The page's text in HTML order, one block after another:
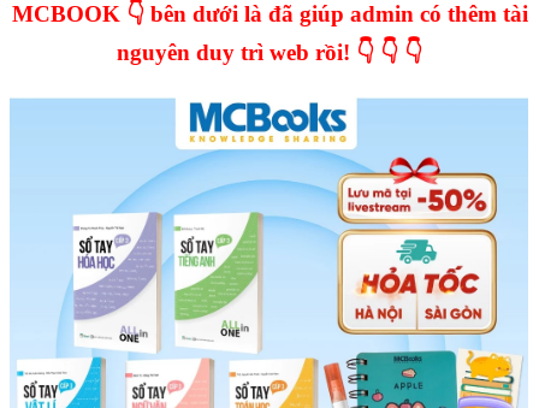
MCBOOK 👇 bên dưới là đã giúp admin có thêm tài
nguyên duy trì web rồi! 👇 👇 👇